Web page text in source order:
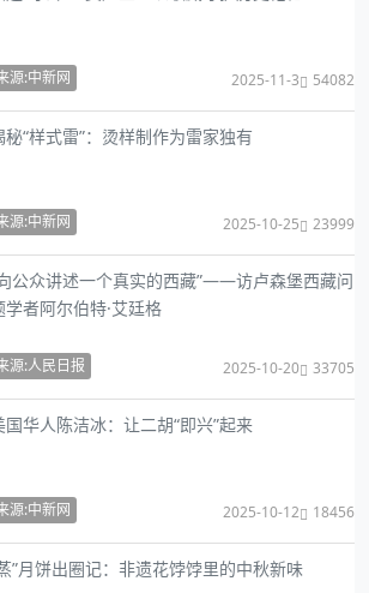
源:中新网 2025-11-3 54082
秘“样式雷”：烫样制作为雷家独有
源:中新网 2025-10-25 23999
公众讲述一个真实的西藏”——访卢森堡西藏问
学者阿尔伯特·艾廷格
源:人民日报 2025-10-20 33705
国华人陈洁冰：让二胡“即兴”起来
源:中新网 2025-10-12 18456
”月饼出圈记：非遗花饽饽里的中秋新味